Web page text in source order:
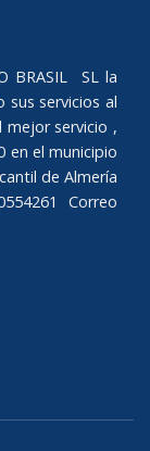
BRASIL SL la
sus servicios al
mejor servicio ,
en el municipio
de Almería
Correo